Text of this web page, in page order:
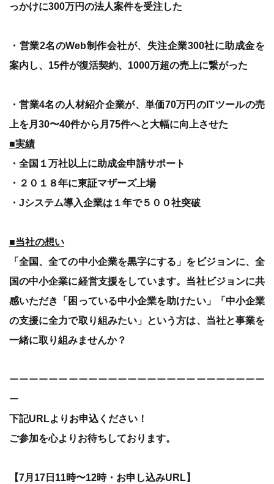
っかけに300万円の法人案件を受注した
・営業2名のWeb制作会社が、失注企業300社に助成金を
案内し、15件が復活契約、1000万超の売上に繋がった
・営業4名の人材紹介企業が、単価70万円のITツールの売
上を月30〜40件から月75件へと大幅に向上させた
■実績
・全国１万社以上に助成金申請サポート
・２０１８年に東証マザーズ上場
・Jシステム導入企業は１年で５００社突破
■当社の想い
「全国、全ての中小企業を黒字にする」をビジョンに、全
国の中小企業に経営支援をしています。当社ビジョンに共
感いただき「困っている中小企業を助けたい」「中小企業
の支援に全力で取り組みたい」という方は、当社と事業を
一緒に取り組みませんか？
​ーーーーーーーーーーーーーーーーーーーーーーーーーー
ー
​​​下記URLよりお申込ください！
ご参加を心よりお待ちしております。
【7月17日11時〜12時・お申し込みURL】